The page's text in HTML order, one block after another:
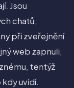
Jsou
chatů,
při zveřejnění
web zapnuli,
tentýž
uvidí.